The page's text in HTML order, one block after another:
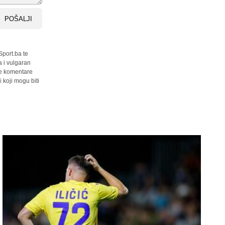
POŠALJI
te
i vulgaran
komentare
koji mogu biti